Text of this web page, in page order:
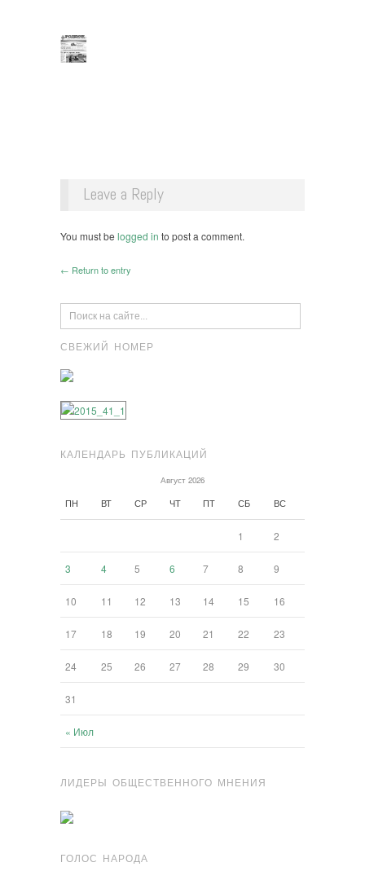
Leave a Reply
You must be logged in to post a comment.
← Return to entry
СВЕЖИЙ НОМЕР
КАЛЕНДАРЬ ПУБЛИКАЦИЙ
Август 2026
ПН ВТ СР ЧТ ПТ СБ ВС
« Июл
1 2
3 4 5 6 7 8 9
10 11 12 13 14 15 16
17 18 19 20 21 22 23
24 25 26 27 28 29 30
31
ЛИДЕРЫ ОБЩЕСТВЕННОГО МНЕНИЯ
ГОЛОС НАРОДА